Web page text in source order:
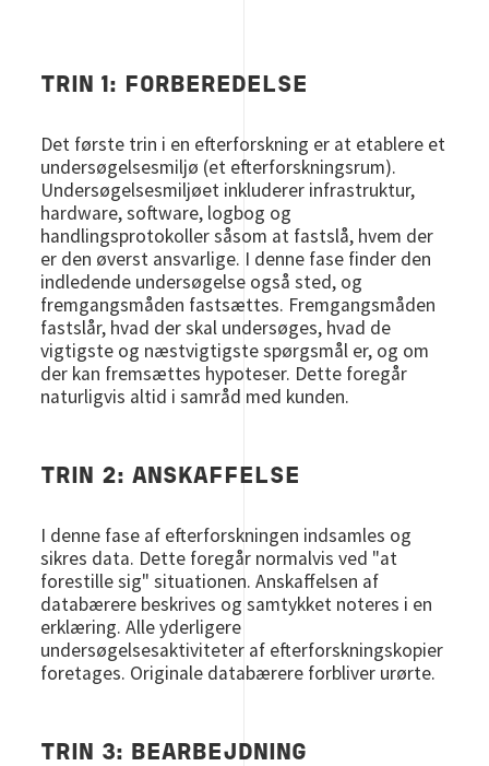
TRIN 1: FORBEREDELSE
Det første trin i en efterforskning er at etablere et
undersøgelsesmiljø (et efterforskningsrum).
Undersøgelsesmiljøet inkluderer infrastruktur,
hardware, software, logbog og
handlingsprotokoller såsom at fastslå, hvem der
er den øverst ansvarlige. I denne fase finder den
indledende undersøgelse også sted, og
fremgangsmåden fastsættes. Fremgangsmåden
fastslår, hvad der skal undersøges, hvad de
vigtigste og næstvigtigste spørgsmål er, og om
der kan fremsættes hypoteser. Dette foregår
naturligvis altid i samråd med kunden.
TRIN 2: ANSKAFFELSE
I denne fase af efterforskningen indsamles og
sikres data. Dette foregår normalvis ved "at
forestille sig" situationen. Anskaffelsen af
databærere beskrives og samtykket noteres i en
erklæring. Alle yderligere
undersøgelsesaktiviteter af efterforskningskopier
foretages. Originale databærere forbliver urørte.
TRIN 3: BEARBEJDNING